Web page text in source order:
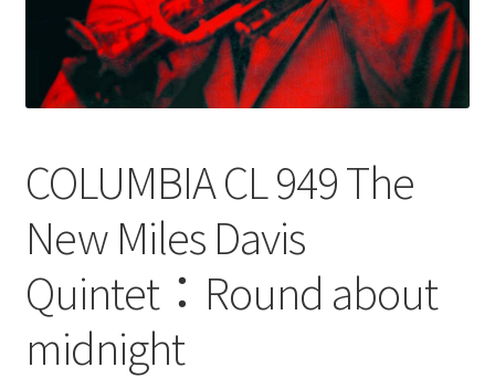
COLUMBIA CL 949 The
New Miles Davis
Quintet：Round about
midnight